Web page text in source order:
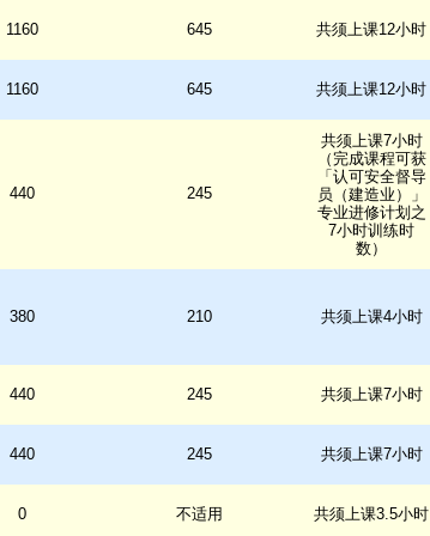
1160 645 共须上课12小时
1160 645 共须上课12小时
440 245
共须上课7小时
（完成课程可获
「认可安全督导
员（建造业）」
专业进修计划之
7小时训练时
数）
380 210 共须上课4小时
440 245 共须上课7小时
440 245 共须上课7小时
0 不适用 共须上课3.5小时